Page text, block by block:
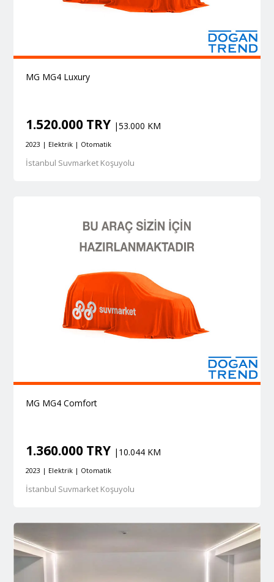
MG MG4 Luxury
1.520.000 TRY |53.000 KM
2023 | Elektrik | Otomatik
İstanbul Suvmarket Koşuyolu
MG MG4 Comfort
1.360.000 TRY |10.044 KM
2023 | Elektrik | Otomatik
İstanbul Suvmarket Koşuyolu